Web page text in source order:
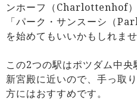
ンホーフ（Charlottenhof
「パーク・サンスーシ（
を始めてもいいかもしれませ
この2つの駅はポツダム中
新宮殿に近いので、手っ取
方にはおすすめです。